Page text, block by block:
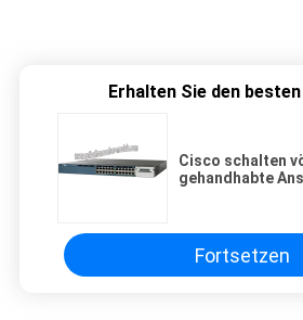
Erhalten Sie den
Cisco schalten
gehandhabte
Fortsetzen